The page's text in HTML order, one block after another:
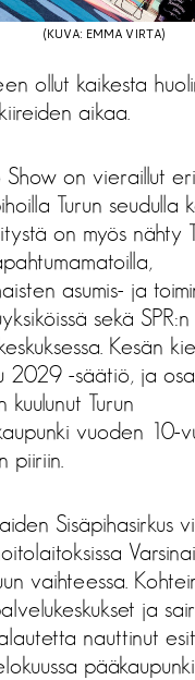
(KUVA: EMMA VIRTA)
ollut kaikesta
aikaa.
Show on vieraillut
Turun seudulla
on myös nähty
asumis- ja
sekä SPR:n
Kesän
2029 -säätiö, ja
kuulunut Turun
vuoden 10-
piiriin.
Sisäpihasirkus
vaihteessa.
ja
nauttinut